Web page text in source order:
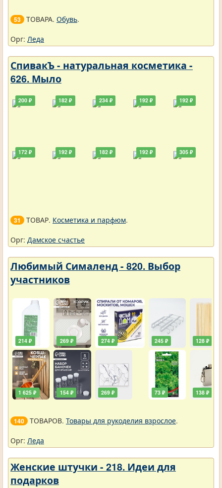
53 ТОВАРА. Обувь.
Орг: Леда
СпивакЪ - натуральная косметика -
626. Мыло
200 ₽
172 ₽
182 ₽
192 ₽
234 ₽
182 ₽
192 ₽
192 ₽
192 ₽
305 ₽
31 ТОВАР. Косметика и парфюм.
Орг: Дамское счастье
Любимый Сималенд - 820. Выбор
участников
214 ₽
1 625 ₽
269 ₽
154 ₽
274 ₽
269 ₽
245 ₽
73 ₽
128 ₽
138 ₽
140 ТОВАРОВ. Товары для рукоделия взрослое.
Орг: Леда
Женские штучки - 218. Идеи для
подарков